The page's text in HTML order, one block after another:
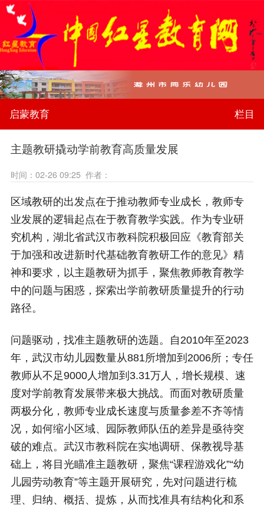
启蒙教育 栏目
主题教研撬动学前教育高质量发展
时间：02-26 09:25 作者：
区域教研的出发点在于推动教师专业成长，教师专
业发展的逻辑起点在于教育教学实践。作为专业研
究机构，湖北省武汉市教科院积极回应《教育部关
于加强和改进新时代基础教育教研工作的意见》精
神和要求，以主题教研为抓手，聚焦教师教育教学
中的问题与困惑，探索出学前教研质量提升的行动
路径。
问题驱动，找准主题教研的选题。自2010年至2023
年，武汉市幼儿园数量从881所增加到2006所；专任
教师从不足9000人增加到3.31万人，增长规模、速
度对学前教育发展带来极大挑战。而面对教研质量
两极分化，教师专业成长速度与质量参差不齐等情
况，如何缩小区域、园际教师队伍的差异是亟待突
破的难点。武汉市教科院在实地调研、保教视导基
础上，将目光瞄准主题教研，聚焦“课程游戏化”“幼
儿园劳动教育”等主题开展研究，先对问题进行梳
理、归纳、概括、提炼，从而找准具有结构化和系